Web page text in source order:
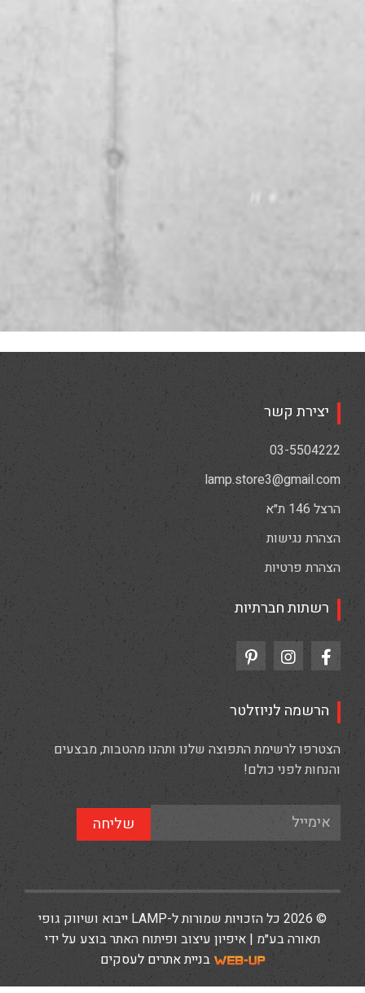
יצירת קשר
03-5504222
lamp.store3@gmail.com
הרצל 146 ת״א
הצהרת נגישות
הצהרת פרטיות
רשתות חברתיות
הרשמה לניוזלטר
הצטרפו לרשימת התפוצה שלנו ותהנו מהטבות, מבצעים
והנחות לפני כולם!
שליחה
© 2026 כל הזכויות שמורות ל-LAMP ייבוא ושיווק גופי
תאורה בע״מ | איפיון עיצוב ופיתוח האתר בוצע על ידי
בניית אתרים לעסקים